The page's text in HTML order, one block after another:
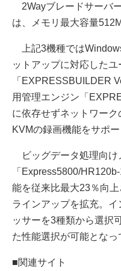
2Wayブレードサーバ
は、メモリ最大容量
上記3機種では
ットアップに対応したユ
「EXPRESSBUILDER
用管理エンジン「
に依存せずネットワー
KVMの録画機能をサポー
ビッグデータ処理向け
「Express5800/HR120b-
能を従来比最大23％向
ラインアップを拡充。
ッサーを3種類から選択
た性能選択が可能となっ
■関連サイト